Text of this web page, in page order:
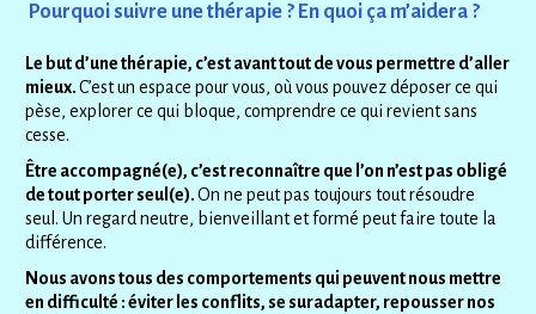
Pourquoi suivre une thérapie ? En quoi ça m’aidera ?
Le but d’une thérapie, c’est avant tout de vous permettre d’aller
mieux. C’est un espace pour vous, où vous pouvez déposer ce qui
pèse, explorer ce qui bloque, comprendre ce qui revient sans
cesse.
Être accompagné(e), c’est reconnaître que l’on n’est pas obligé
de tout porter seul(e). On ne peut pas toujours tout résoudre
seul. Un regard neutre, bienveillant et formé peut faire toute la
différence.
Nous avons tous des comportements qui peuvent nous mettre
en difficulté : éviter les conflits, se suradapter, repousser nos